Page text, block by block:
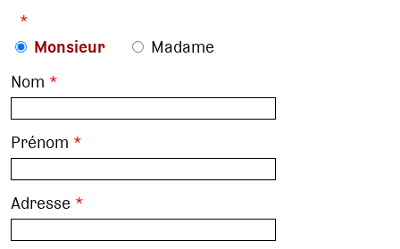
*
Monsieur
Madame
Nom *
Prénom *
Adresse *